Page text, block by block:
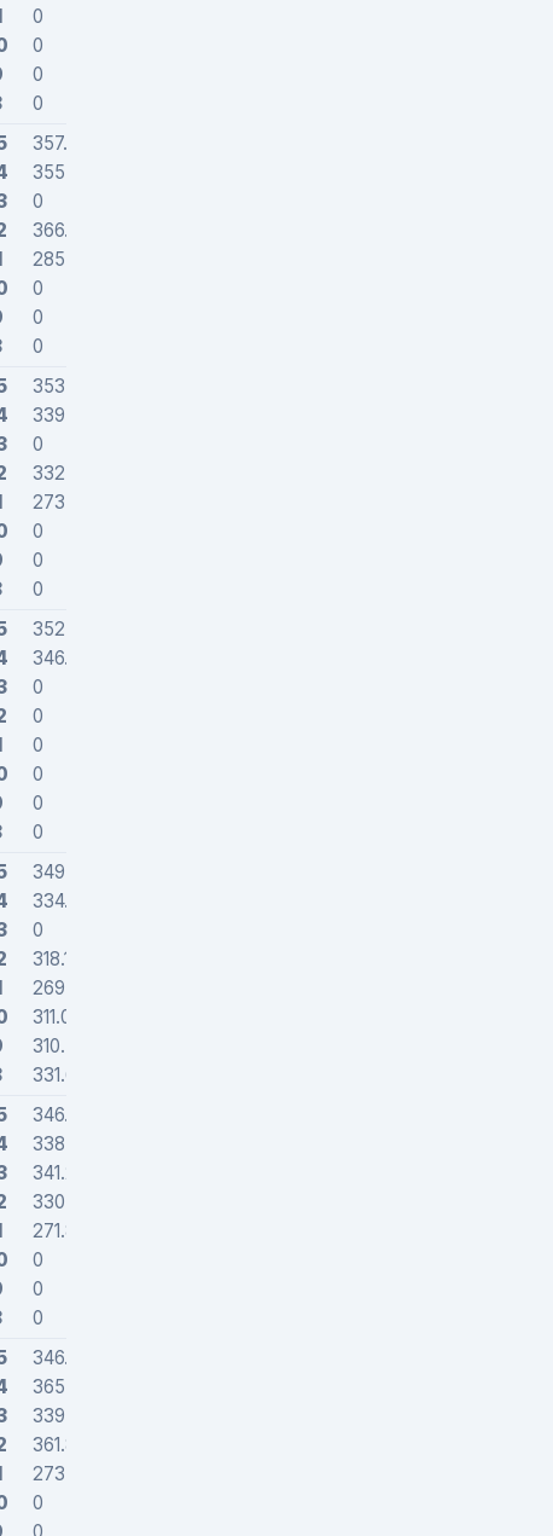
0
0
0
0
357.43886
355.31292
0
366.14148
285.58263
0
0
0
353.85355
339.59487
0
332.46222
273.8239
0
0
0
352.71933
346.03448
0
0
0
0
0
0
349.53265
334.35317
0
318.19673
269.13774
311.0626
310.7524
331.6141
346.68631
338.81003
341.206
330.57429
271.86634
0
0
0
346.43585
365.24682
339.07816
361.85913
273.87407
0